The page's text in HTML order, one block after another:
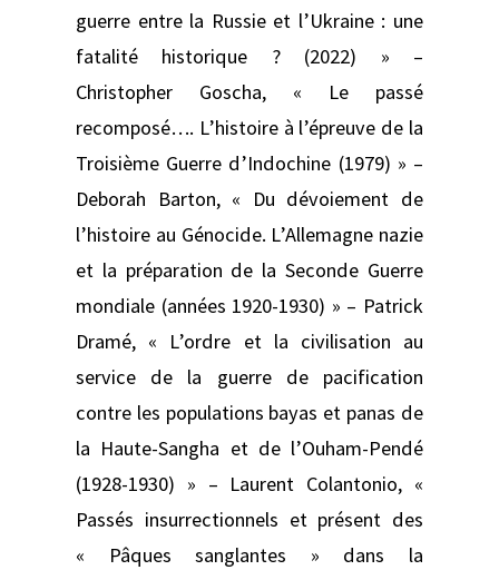
guerre entre la Russie et l’Ukraine : une
fatalité historique ? (2022) » –
Christopher Goscha, « Le passé
recomposé…. L’histoire à l’épreuve de la
Troisième Guerre d’Indochine (1979) » –
Deborah Barton, « Du dévoiement de
l’histoire au Génocide. L’Allemagne nazie
et la préparation de la Seconde Guerre
mondiale (années 1920-1930) » – Patrick
Dramé, « L’ordre et la civilisation au
service de la guerre de pacification
contre les populations bayas et panas de
la Haute-Sangha et de l’Ouham-Pendé
(1928-1930) » – Laurent Colantonio, «
Passés insurrectionnels et présent des
« Pâques sanglantes » dans la